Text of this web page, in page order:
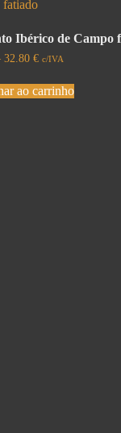
Ibérico de Campo
32.80 € c/IVA
ao carrinho